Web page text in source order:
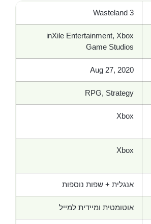
Wasteland 3
inXile Entertainment, Xbox
Game Studios
Aug 27, 2020
RPG, Strategy
Xbox
Xbox
אנגלית + שפות נוספות
אוטומטית ומיידית למייל